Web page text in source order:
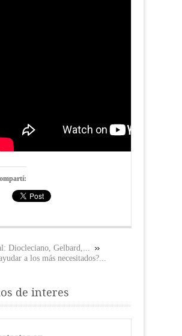
Diocleciano, Gelbard,...
a los más necesitados?...
de interes